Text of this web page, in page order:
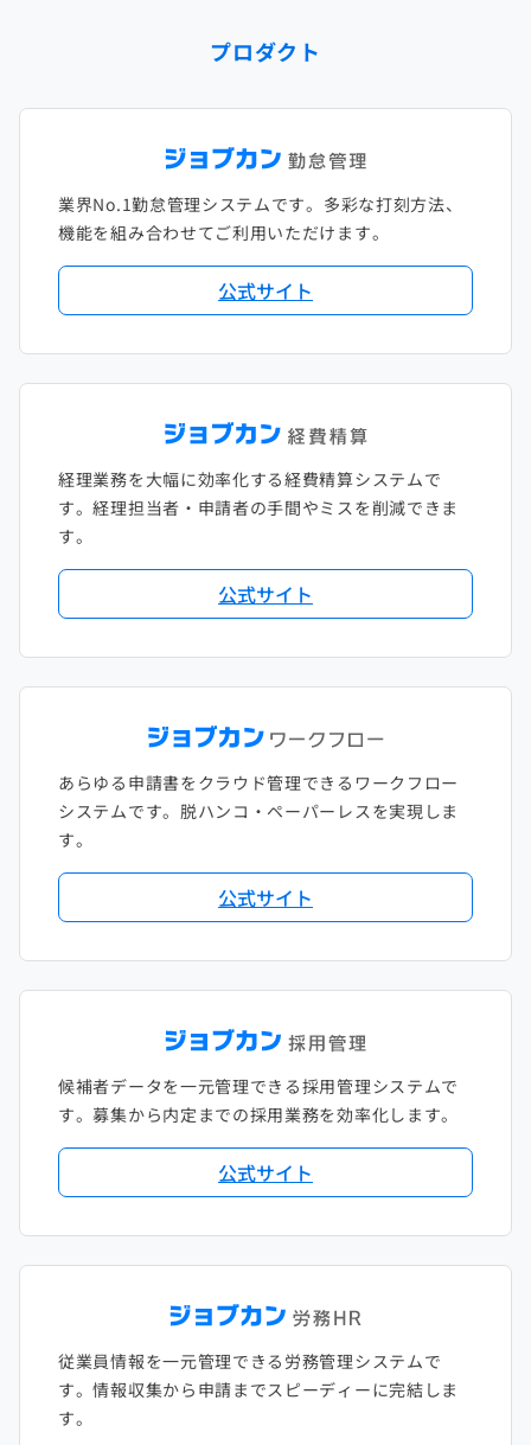
プロダクト
業界No.1勤怠管理システムです。多彩な打刻方法、
機能を組み合わせてご利用いただけます。
公式サイト
経理業務を大幅に効率化する経費精算システムで
す。経理担当者・申請者の手間やミスを削減できま
す。
公式サイト
あらゆる申請書をクラウド管理できるワークフロー
システムです。脱ハンコ・ペーパーレスを実現しま
す。
公式サイト
候補者データを一元管理できる採用管理システムで
す。募集から内定までの採用業務を効率化します。
公式サイト
従業員情報を一元管理できる労務管理システムで
す。情報収集から申請までスピーディーに完結しま
す。